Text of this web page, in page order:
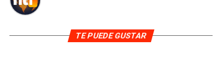
TE PUEDE GUSTAR